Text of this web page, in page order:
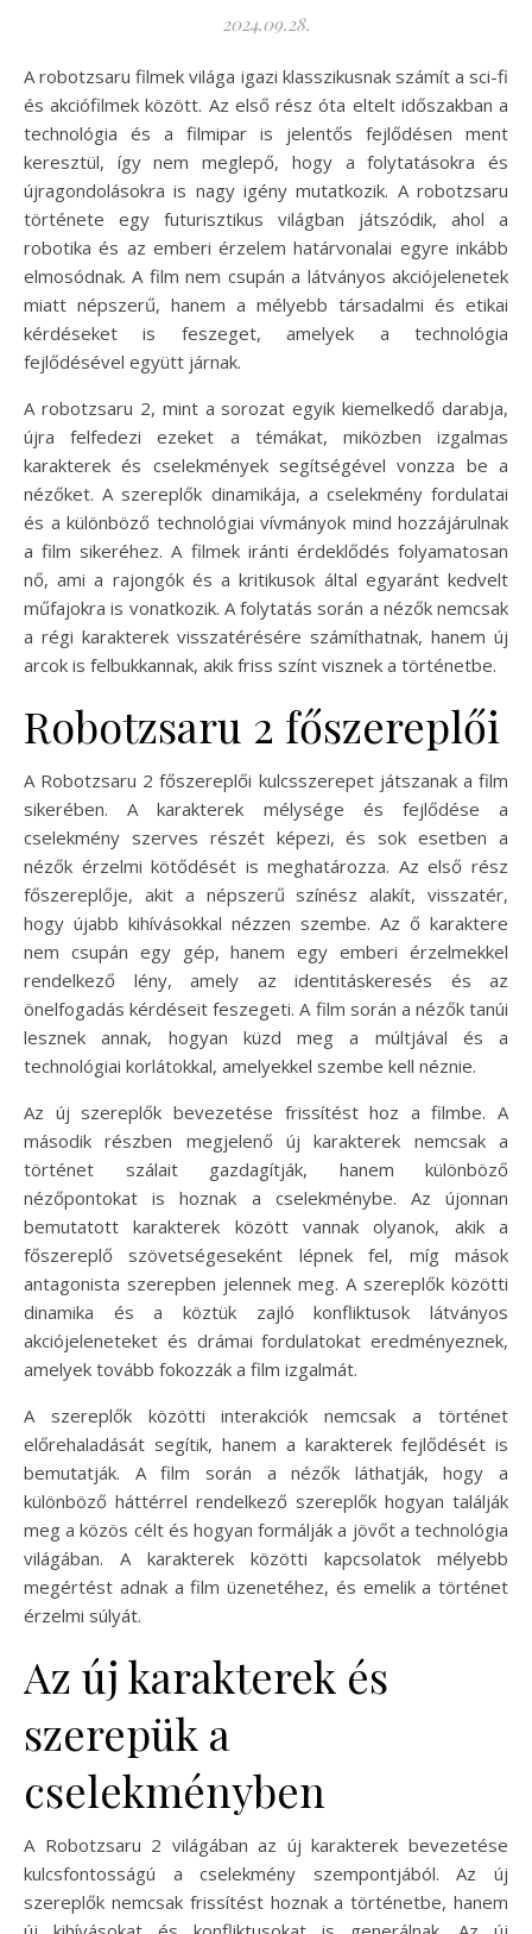
2024.09.28.
A robotzsaru filmek világa igazi klasszikusnak számít a sci-fi
és akciófilmek között. Az első rész óta eltelt időszakban a
technológia és a filmipar is jelentős fejlődésen ment
keresztül, így nem meglepő, hogy a folytatásokra és
újragondolásokra is nagy igény mutatkozik. A robotzsaru
története egy futurisztikus világban játszódik, ahol a
robotika és az emberi érzelem határvonalai egyre inkább
elmosódnak. A film nem csupán a látványos akciójelenetek
miatt népszerű, hanem a mélyebb társadalmi és etikai
kérdéseket is feszeget, amelyek a technológia
fejlődésével együtt járnak.
A robotzsaru 2, mint a sorozat egyik kiemelkedő darabja,
újra felfedezi ezeket a témákat, miközben izgalmas
karakterek és cselekmények segítségével vonzza be a
nézőket. A szereplők dinamikája, a cselekmény fordulatai
és a különböző technológiai vívmányok mind hozzájárulnak
a film sikeréhez. A filmek iránti érdeklődés folyamatosan
nő, ami a rajongók és a kritikusok által egyaránt kedvelt
műfajokra is vonatkozik. A folytatás során a nézők nemcsak
a régi karakterek visszatérésére számíthatnak, hanem új
arcok is felbukkannak, akik friss színt visznek a történetbe.
Robotzsaru 2 főszereplői
A Robotzsaru 2 főszereplői kulcsszerepet játszanak a film
sikerében. A karakterek mélysége és fejlődése a
cselekmény szerves részét képezi, és sok esetben a
nézők érzelmi kötődését is meghatározza. Az első rész
főszereplője, akit a népszerű színész alakít, visszatér,
hogy újabb kihívásokkal nézzen szembe. Az ő karaktere
nem csupán egy gép, hanem egy emberi érzelmekkel
rendelkező lény, amely az identitáskeresés és az
önelfogadás kérdéseit feszegeti. A film során a nézők tanúi
lesznek annak, hogyan küzd meg a múltjával és a
technológiai korlátokkal, amelyekkel szembe kell néznie.
Az új szereplők bevezetése frissítést hoz a filmbe. A
második részben megjelenő új karakterek nemcsak a
történet szálait gazdagítják, hanem különböző
nézőpontokat is hoznak a cselekménybe. Az újonnan
bemutatott karakterek között vannak olyanok, akik a
főszereplő szövetségeseként lépnek fel, míg mások
antagonista szerepben jelennek meg. A szereplők közötti
dinamika és a köztük zajló konfliktusok látványos
akciójeleneteket és drámai fordulatokat eredményeznek,
amelyek tovább fokozzák a film izgalmát.
A szereplők közötti interakciók nemcsak a történet
előrehaladását segítik, hanem a karakterek fejlődését is
bemutatják. A film során a nézők láthatják, hogy a
különböző háttérrel rendelkező szereplők hogyan találják
meg a közös célt és hogyan formálják a jövőt a technológia
világában. A karakterek közötti kapcsolatok mélyebb
megértést adnak a film üzenetéhez, és emelik a történet
érzelmi súlyát.
Az új karakterek és
szerepük a
cselekményben
A Robotzsaru 2 világában az új karakterek bevezetése
kulcsfontosságú a cselekmény szempontjából. Az új
szereplők nemcsak frissítést hoznak a történetbe, hanem